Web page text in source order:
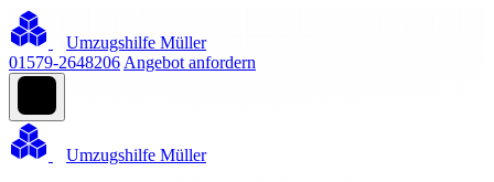
Umzugshilfe Müller
01579-2648206 Angebot anfordern
Umzugshilfe Müller